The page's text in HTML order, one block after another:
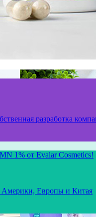
разработка
1% от Evalar Cosmetics!
Америки, Европы и Китая